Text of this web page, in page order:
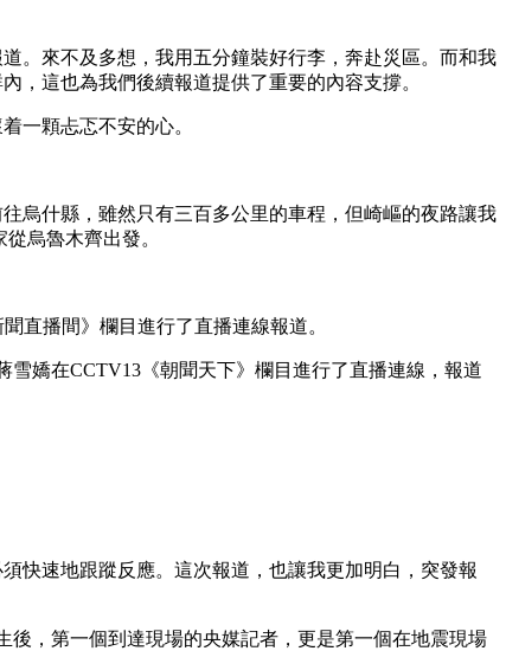
來不及多想，我用五分鐘裝好行李，奔赴災區。而和我
，這也為我們後續報道提供了重要的內容支撐。
一顆忐忑不安的心。
什縣，雖然只有三百多公里的車程，但崎嶇的夜路讓我
烏魯木齊出發。
直播間》欄目進行了直播連線報道。
嬌在CCTV13《朝聞天下》欄目進行了直播連線，報道
快速地跟蹤反應。這次報道，也讓我更加明白，突發報
，第一個到達現場的央媒記者，更是第一個在地震現場